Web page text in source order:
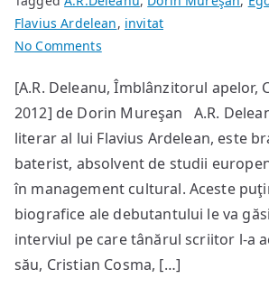
Flavius Ardelean, invitat
No Commentson
lui
A.R.
Deleanu
[A.R. Deleanu, Îmblânzitorul apelor,
2012] de Dorin Mureşan A.R.
literar al lui Flavius Ardelean, este
baterist, absolvent de studii
în management cultural. Aceste
biografice ale debutantului le va
interviul pe care tânărul scriitor l-a
său, Cristian Cosma, […]